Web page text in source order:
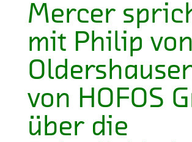
Mercer
mit Philip von
von HOFOS
über die